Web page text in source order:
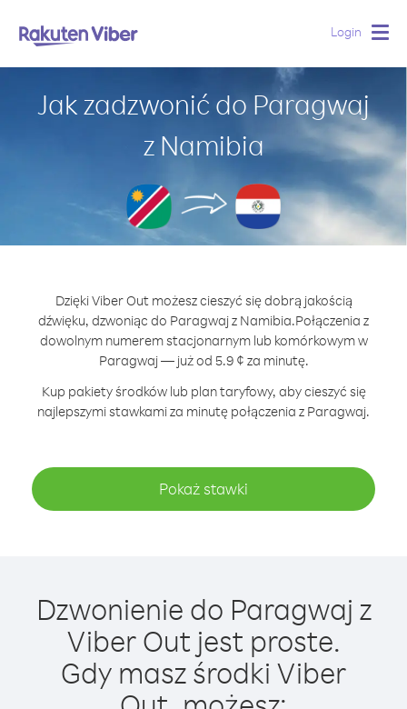
Login
Jak zadzwonić do Paragwaj
z Namibia
Dzięki Viber Out możesz cieszyć się dobrą jakością
dźwięku, dzwoniąc do Paragwaj z Namibia.Połączenia z
dowolnym numerem stacjonarnym lub komórkowym w
Paragwaj — już od 5.9 ¢ za minutę.
Kup pakiety środków lub plan taryfowy, aby cieszyć się
najlepszymi stawkami za minutę połączenia z Paragwaj.
Pokaż stawki
Dzwonienie do Paragwaj z
Viber Out jest proste.
Gdy masz środki Viber